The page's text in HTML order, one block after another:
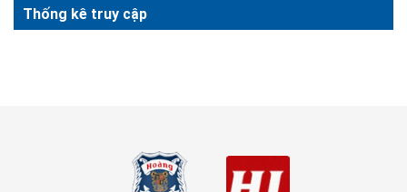
Thống kê truy cập